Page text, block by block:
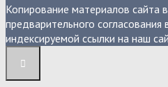
Копирование материалов сайта
предварительного согласования
индексируемой ссылки на наш